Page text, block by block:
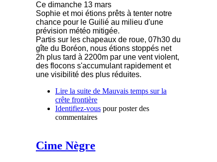
Ce dimanche 13 mars
Sophie et moi étions prêts à tenter notre
chance pour le Guilié au milieu d'une
prévision météo mitigée.
Partis sur les chapeaux de roue, 07h30 du
gîte du Boréon, nous étions stoppés net
2h plus tard à 2200m par une vent violent,
des flocons s'accumulant rapidement et
une visibilité des plus réduites.
Lire la suite de Mauvais temps sur la
crête frontière
Identifiez-vous pour poster des
commentaires
Cime Nègre